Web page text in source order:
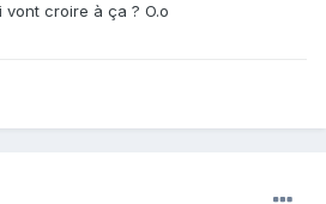
croire à ça ? O.o